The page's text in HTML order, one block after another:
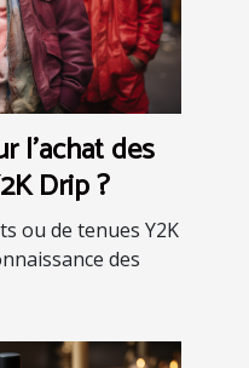
l’achat des
Drip ?
ou de tenues Y2K
des